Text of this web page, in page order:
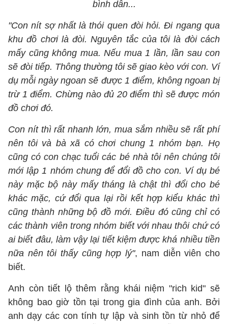
bình dân...
"Con nít sợ nhất là thói quen đòi hỏi. Đi ngang qua
khu đồ chơi là đòi. Nguyên tắc của tôi là đòi cách
mấy cũng không mua. Nếu mua 1 lần, lần sau con
sẽ đòi tiếp. Thông thường tôi sẽ giao kèo với con. Ví
dụ mỗi ngày ngoan sẽ được 1 điểm, không ngoan bị
trừ 1 điểm. Chừng nào đủ 20 điểm thì sẽ được món
đồ chơi đó.
Con nít thì rất nhanh lớn, mua sắm nhiều sẽ rất phí
nên tôi và bà xã có chơi chung 1 nhóm bạn. Họ
cũng có con chạc tuổi các bé nhà tôi nên chúng tôi
mới lập 1 nhóm chung để đổi đồ cho con. Ví dụ bé
này mặc bộ này mấy tháng là chật thì đổi cho bé
khác mặc, cứ đổi qua lại rồi kết hợp kiểu khác thì
cũng thành những bộ đồ mới. Điều đó cũng chỉ có
các thành viên trong nhóm biết với nhau thôi chứ có
ai biết đâu, làm vậy lại tiết kiệm được khá nhiều tiền
nữa nên tôi thấy cũng hợp lý", nam diễn viên cho
biết.
Anh còn tiết lộ thêm rằng khái niệm "rich kid" sẽ
không bao giờ tồn tại trong gia đình của anh. Bởi
anh dạy các con tính tự lập và sinh tồn từ nhỏ để